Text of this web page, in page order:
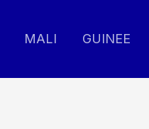
MALI GUINEE